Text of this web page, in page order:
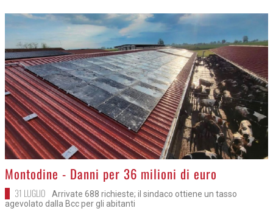
>Montodine - Danni per 36 milioni di euro
31 LUGLIO
Arrivate 688 richieste; il sindaco ottiene un tasso
agevolato dalla Bcc per gli abitanti